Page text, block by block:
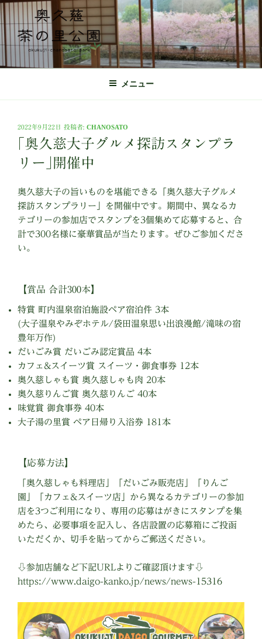
コ
ン
テ
ン
ツ
奥久慈茶の里公園 公式ホームページ
日本最北端の茶の産地 奥久慈茶の体験施設
メニュー
投
稿
2022年9月22日 投稿者: CHANOSATO
｢奥久慈大子グルメ探訪スタンプラ
リー｣開催中
奥久慈大子の旨いものを堪能できる「奥久慈大子グルメ
探訪スタンプラリー」を開催中です。期間中、異なるカ
テゴリーの参加店でスタンプを3個集めて応募すると、合
計で300名様に豪華賞品が当たります。ぜひご参加くださ
い。
【賞品 合計300本】
特賞 町内温泉宿泊施設ペア宿泊件 3本
(大子温泉やみぞホテル/袋田温泉思い出浪漫館/滝味の宿
豊年万作)
だいごみ賞 だいごみ認定賞品 4本
カフェ&スイーツ賞 スイーツ・御食事券 12本
奥久慈しゃも賞 奥久慈しゃも肉 20本
奥久慈りんご賞 奥久慈りんご 40本
味覚賞 御食事券 40本
大子湯の里賞 ペア日帰り入浴券 181本
【応募方法】
「奥久慈しゃも料理店」「だいごみ販売店」「りんご
園」「カフェ&スイーツ店」から異なるカテゴリーの参加
店を3つご利用になり、専用の応募はがきにスタンプを集
めたら、必要事項を記入し、各店設置の応募箱にご投函
いただくか、切手を貼ってからご郵送ください。
⇩参加店舗など下記URLよりご確認頂けます⇩
https://www.daigo-kanko.jp/news/news-15316